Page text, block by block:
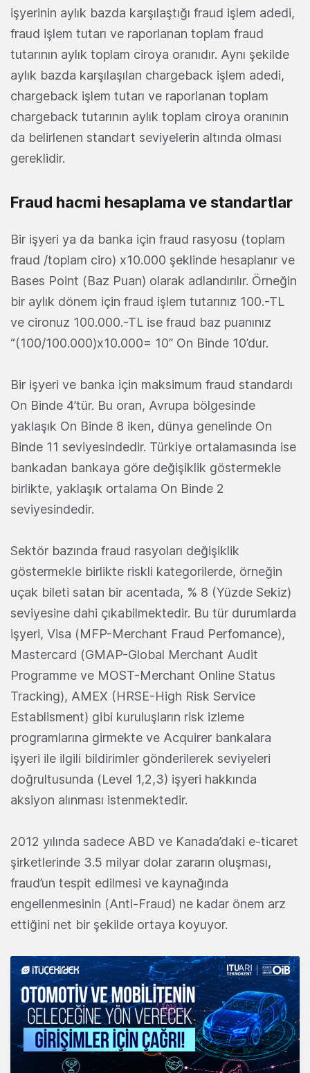
işyerinin aylık bazda karşılaştığı fraud işlem adedi,
fraud işlem tutarı ve raporlanan toplam fraud
tutarının aylık toplam ciroya oranıdır. Aynı şekilde
aylık bazda karşılaşılan chargeback işlem adedi,
chargeback işlem tutarı ve raporlanan toplam
chargeback tutarının aylık toplam ciroya oranının
da belirlenen standart seviyelerin altında olması
gereklidir.
Fraud hacmi hesaplama ve standartlar
Bir işyeri ya da banka için fraud rasyosu (toplam
fraud /toplam ciro) x10.000 şeklinde hesaplanır ve
Bases Point (Baz Puan) olarak adlandırılır. Örneğin
bir aylık dönem için fraud işlem tutarınız 100.-TL
ve cironuz 100.000.-TL ise fraud baz puanınız
“(100/100.000)x10.000= 10” On Binde 10’dur.
Bir işyeri ve banka için maksimum fraud standardı
On Binde 4’tür. Bu oran, Avrupa bölgesinde
yaklaşık On Binde 8 iken, dünya genelinde On
Binde 11 seviyesindedir. Türkiye ortalamasında ise
bankadan bankaya göre değişiklik göstermekle
birlikte, yaklaşık ortalama On Binde 2
seviyesindedir.
Sektör bazında fraud rasyoları değişiklik
göstermekle birlikte riskli kategorilerde, örneğin
uçak bileti satan bir acentada, % 8 (Yüzde Sekiz)
seviyesine dahi çıkabilmektedir. Bu tür durumlarda
işyeri, Visa (MFP-Merchant Fraud Perfomance),
Mastercard (GMAP-Global Merchant Audit
Programme ve MOST-Merchant Online Status
Tracking), AMEX (HRSE-High Risk Service
Establisment) gibi kuruluşların risk izleme
programlarına girmekte ve Acquirer bankalara
işyeri ile ilgili bildirimler gönderilerek seviyeleri
doğrultusunda (Level 1,2,3) işyeri hakkında
aksiyon alınması istenmektedir.
2012 yılında sadece ABD ve Kanada’daki e-ticaret
şirketlerinde 3.5 milyar dolar zararın oluşması,
fraud’un tespit edilmesi ve kaynağında
engellenmesinin (Anti-Fraud) ne kadar önem arz
ettiğini net bir şekilde ortaya koyuyor.